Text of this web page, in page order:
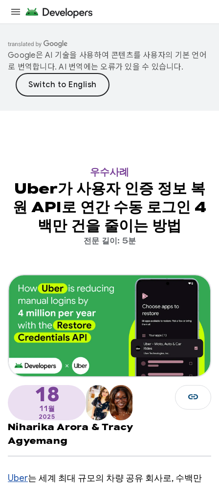
Google은 AI 기술을 사용하여 콘텐츠를 사용자의 기본 언어
로 번역합니다. AI 번역에는 오류가 있을 수 있습니다.
우수사례
Uber가 사용자 인증 정보 복
원 API로 연간 수동 로그인 4
백만 건을 줄이는 방법
전문 길이: 5분
18
11월
2025
Niharika Arora &Tracy
Agyemang
link
Uber는 세계 최대 규모의 차량 공유 회사로, 수백만